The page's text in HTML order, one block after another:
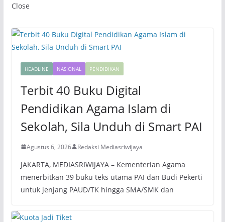
Close
HEADLINE NASIONAL PENDIDIKAN
Terbit 40 Buku Digital
Pendidikan Agama Islam di
Sekolah, Sila Unduh di Smart PAI
Agustus 6, 2026 Redaksi Mediasriwijaya
JAKARTA, MEDIASRIWIJAYA – Kementerian Agama
menerbitkan 39 buku teks utama PAI dan Budi Pekerti
untuk jenjang PAUD/TK hingga SMA/SMK dan